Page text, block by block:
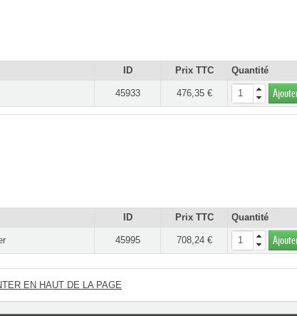
ID Prix TTC Quantité
45933 476,35 €
ID Prix TTC Quantité
45995 708,24 €
EN HAUT DE LA PAGE